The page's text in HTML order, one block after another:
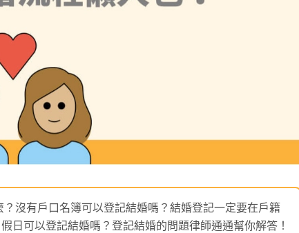
沒有戶口名簿可以登記結婚嗎？結婚登記一定要在戶籍
日可以登記結婚嗎？登記結婚的問題律師通通幫你解答！